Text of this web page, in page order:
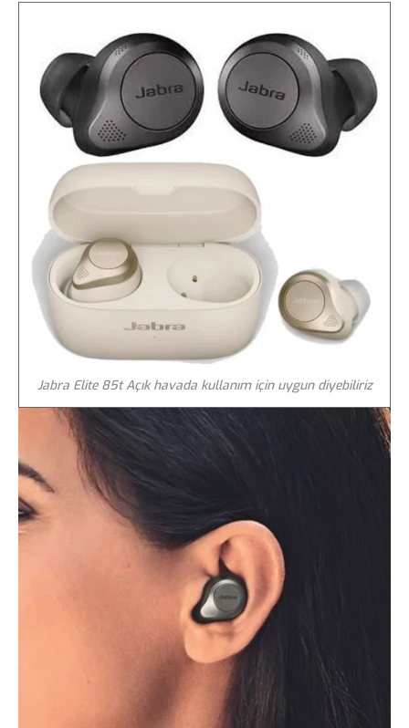
Jabra Elite 85t Açık havada kullanım için uygun diyebiliriz